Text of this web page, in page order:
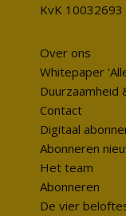
KvK 10032693
Over ons
Whitepaper
Duurzaamheid
Contact
Digitaal
Abonneren
Het team
Abonneren
De vier